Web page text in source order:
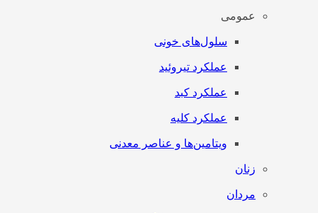
عمومی
سلول‌های خونی
عملکرد تیروئید
عملکرد کبد
عملکرد کلیه
ویتامین‌ها و عناصر معدنی
زنان
مردان